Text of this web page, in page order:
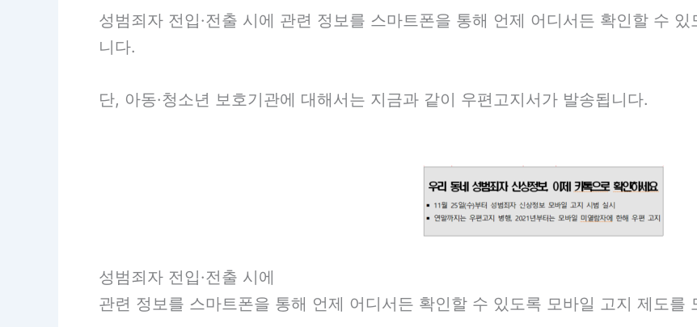
성범죄자 전입·전출 시에 관련 정보를 스마트폰을 통해 언제 어디서든 확인할 수
니다.
단, 아동·청소년 보호기관에 대해서는 지금과 같이 우편고지서가 발송됩니다.
성범죄자 전입·전출 시에
관련 정보를 스마트폰을 통해 언제 어디서든 확인할 수 있도록 모바일 고지 제도를